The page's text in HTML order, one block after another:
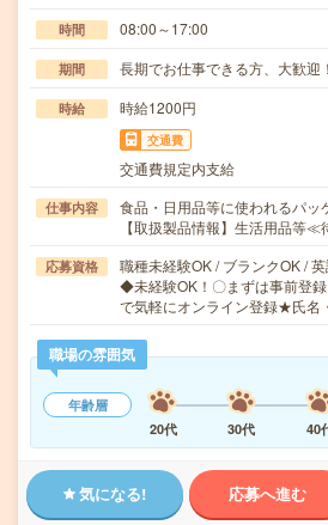
時間 08:00～17:00
期間 長期でお仕事できる方、大歓迎！
時給 時給1200円
交通費
交通費規定内支給
仕事内容
食品・日用品等に使われるパッ
【取扱製品情報】生活用品等
応募資格
職種未経験OK / ブランクOK /
◆未経験OK！〇まずは事前登
で気軽にオンライン登録★氏名
職場の雰囲気
年齢層
20代
30代 40
気になる! 応募へ進む